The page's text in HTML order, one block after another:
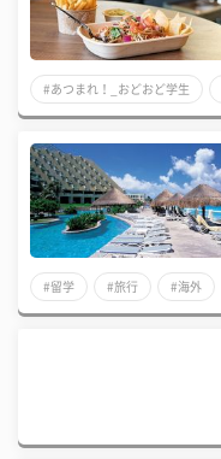
#あつまれ！_おどおど学生
#留学 #旅行 #海外